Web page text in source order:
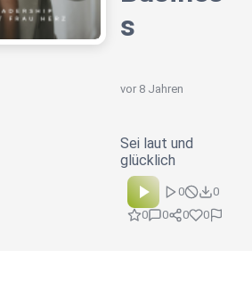
s
vor 8 Jahren
Sei laut und
glücklich
0
0
0
0 0 0